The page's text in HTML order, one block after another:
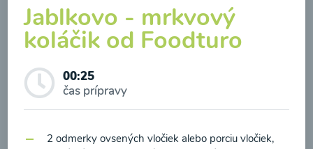
Jablkovo - mrkvový
koláčik od Foodturo
00:25
čas prípravy
2 odmerky ovsených vločiek alebo porciu vločiek,
Odber noviniek a akcií
Odoslaním registrácie na Newsletter súhlasím so
spracovaním osobných údajov pre účely